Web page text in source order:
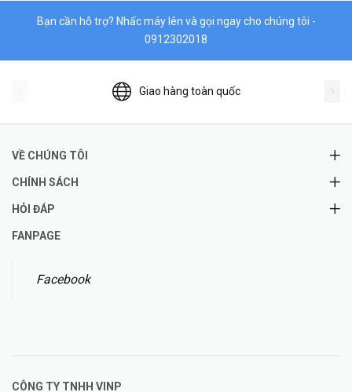
Bạn cần hỗ trợ? Nhấc máy lên và gọi ngay cho chúng tôi -
0912302018
Giao hàng toàn quốc
VỀ CHÚNG TÔI
CHÍNH SÁCH
HỎI ĐÁP
FANPAGE
Facebook
CÔNG TY TNHH VINP